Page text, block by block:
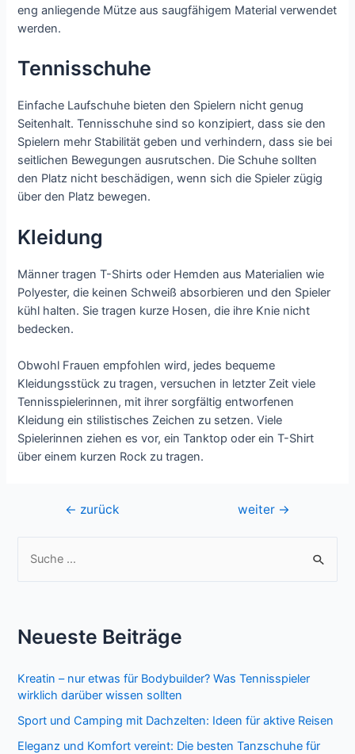
eng anliegende Mütze aus saugfähigem Material verwendet
werden.
Tennisschuhe
Einfache Laufschuhe bieten den Spielern nicht genug
Seitenhalt. Tennisschuhe sind so konzipiert, dass sie den
Spielern mehr Stabilität geben und verhindern, dass sie bei
seitlichen Bewegungen ausrutschen. Die Schuhe sollten
den Platz nicht beschädigen, wenn sich die Spieler zügig
über den Platz bewegen.
Kleidung
Männer tragen T-Shirts oder Hemden aus Materialien wie
Polyester, die keinen Schweiß absorbieren und den Spieler
kühl halten. Sie tragen kurze Hosen, die ihre Knie nicht
bedecken.
Obwohl Frauen empfohlen wird, jedes bequeme
Kleidungsstück zu tragen, versuchen in letzter Zeit viele
Tennisspielerinnen, mit ihrer sorgfältig entworfenen
Kleidung ein stilistisches Zeichen zu setzen. Viele
Spielerinnen ziehen es vor, ein Tanktop oder ein T-Shirt
über einem kurzen Rock zu tragen.
Beitragsnavigation
← zurück weiter →
e
n
Neueste Beiträge
Kreatin – nur etwas für Bodybuilder? Was Tennisspieler
wirklich darüber wissen sollten
Sport und Camping mit Dachzelten: Ideen für aktive Reisen
Eleganz und Komfort vereint: Die besten Tanzschuhe für